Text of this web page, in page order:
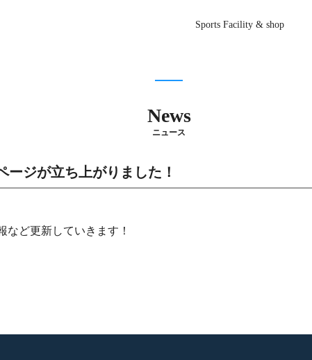
Sports Facility & shop
News
ニュース
ージが立ち上がりました！
ど更新していきます！